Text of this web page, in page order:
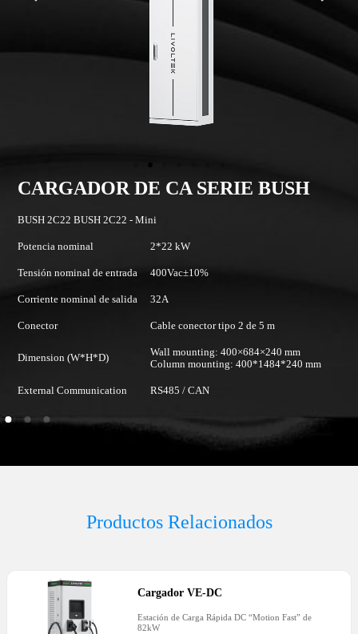
CARGADOR DE CA SERIE BUSH
BUSH 2C22 BUSH 2C22 - Mini
Potencia nominal 2*22 kW
Tensión nominal de entrada 400Vac±10%
Corriente nominal de salida 32A
Conector Cable conector tipo 2 de 5 m
Dimension (W*H*D)
Wall mounting: 400×684×240 mm
Column mounting: 400*1484*240 mm
External Communication RS485 / CAN
Productos Relacionados
Cargador VE-DC
Estación de Carga Rápida DC “Motion Fast” de
82kW